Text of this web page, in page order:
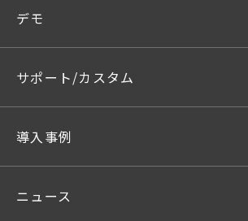
デモ
サポート/カスタム
導入事例
ニュース